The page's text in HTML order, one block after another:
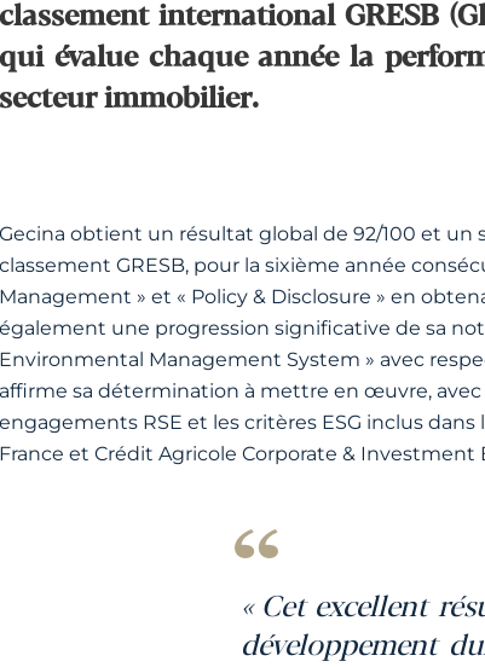
classement international GRESB
qui évalue chaque année la
secteur immobilier.
Gecina obtient un résultat global de 92/100 et un
classement GRESB, pour la sixième année
Management » et « Policy & Disclosure » en
également une progression significative de sa
Environmental Management System » avec
affirme sa détermination à mettre en œuvre, avec
engagements RSE et les critères ESG inclus
France et Crédit Agricole Corporate & Investment
« Cet excellent
développement